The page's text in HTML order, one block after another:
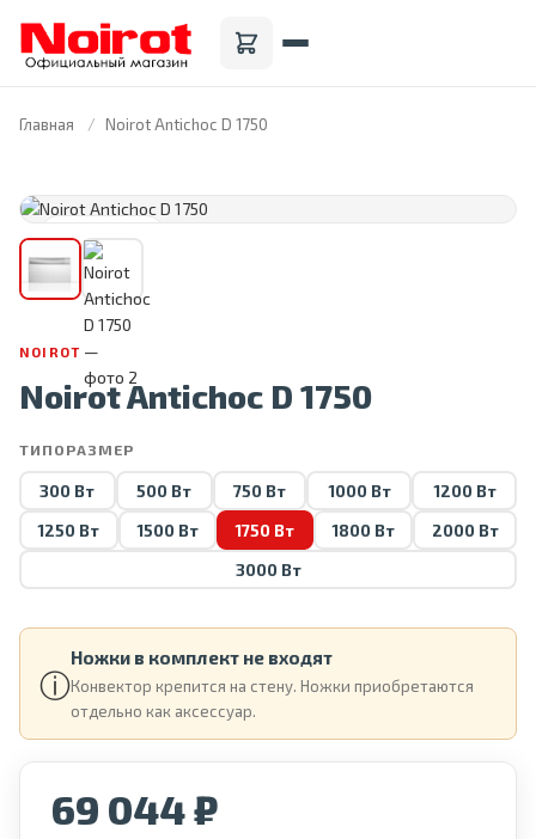
Главная Noirot Antichoc D 1750
FRANCE · 1946
NOIROT
Noirot Antichoc D 1750
ТИПОРАЗМЕР
300 Вт 500 Вт 750 Вт 1000 Вт
1200 Вт
1250 Вт
1500 Вт 1750 Вт 1800 Вт
2000 Вт
3000 Вт
ⓘ
Ножки в комплект не входят
Конвектор крепится на стену. Ножки приобретаются
отдельно как аксессуар.
69 044 ₽